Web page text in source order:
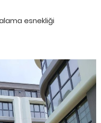
esnekliği